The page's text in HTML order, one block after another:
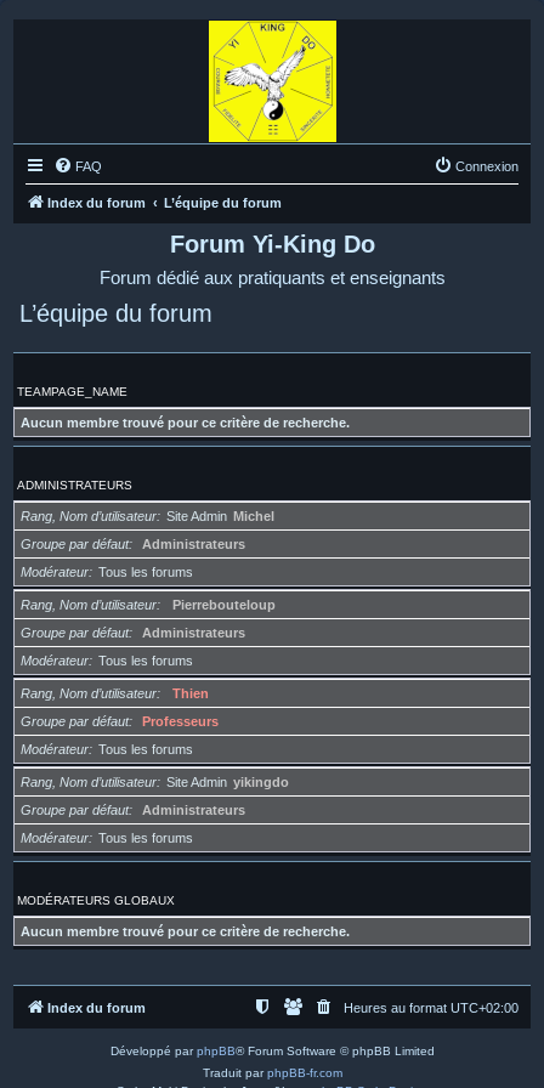
FAQ Connexion
Index du forum L’équipe du forum
Forum Yi-King Do
Forum dédié aux pratiquants et enseignants
L’équipe du forum
TEAMPAGE_NAME
Aucun membre trouvé pour ce critère de recherche.
ADMINISTRATEURS
Rang, Nom d’utilisateur Site Admin Michel
Groupe par défaut
Administrateurs
Modérateur
Tous les forums
Rang, Nom d’utilisateur
Pierrebouteloup
Groupe par défaut
Administrateurs
Modérateur
Tous les forums
Rang, Nom d’utilisateur
Thien
Groupe par défaut
Professeurs
Modérateur
Tous les forums
Rang, Nom d’utilisateur Site Admin yikingdo
Groupe par défaut
Administrateurs
Modérateur
Tous les forums
MODÉRATEURS GLOBAUX
Aucun membre trouvé pour ce critère de recherche.
Index du forum Heures au format UTC+02:00
Développé parphpBB® Forum Software © phpBB Limited
Traduit parphpBB-fr.com